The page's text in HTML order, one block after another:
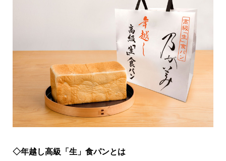
◇年越し高級「生」食パンとは